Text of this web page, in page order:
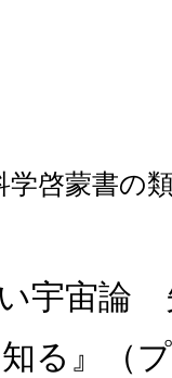
啓蒙書の
い宇宙
る』（